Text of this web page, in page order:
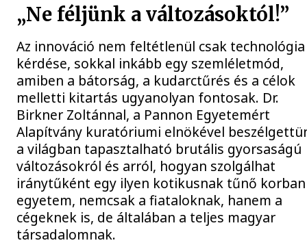
„Ne féljünk a változásoktól!”
Az innováció nem feltétlenül csak technológia
kérdése, sokkal inkább egy szemléletmód,
amiben a bátorság, a kudarctűrés és a célok
melletti kitartás ugyanolyan fontosak. Dr.
Birkner Zoltánnal, a Pannon Egyetemért
Alapítvány kuratóriumi elnökével
a világban tapasztalható brutális gyorsaságú
változásokról és arról, hogyan szolgálhat
iránytűként egy ilyen kotikusnak tűnő korban
egyetem, nemcsak a fiataloknak, hanem a
cégeknek is, de általában a teljes magyar
társadalomnak.